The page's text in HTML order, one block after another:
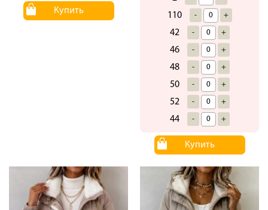
Купить 110 - +
42 - +
46 - +
48 - +
50 - +
52 - +
44 - +
Купить